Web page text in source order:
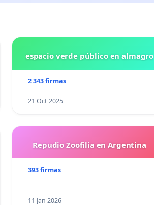
espacio verde público en almagro
2 343 firmas
21 Oct 2025
Repudio Zoofilia en Argentina
393 firmas
11 Jan 2026